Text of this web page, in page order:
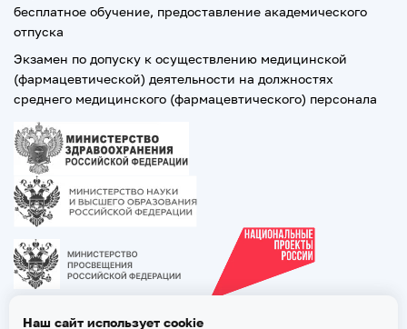
бесплатное обучение, предоставление академического
отпуска
Экзамен по допуску к осуществлению медицинской
(фармацевтической) деятельности на должностях
среднего медицинского (фармацевтического) персонала
Наш сайт использует cookie